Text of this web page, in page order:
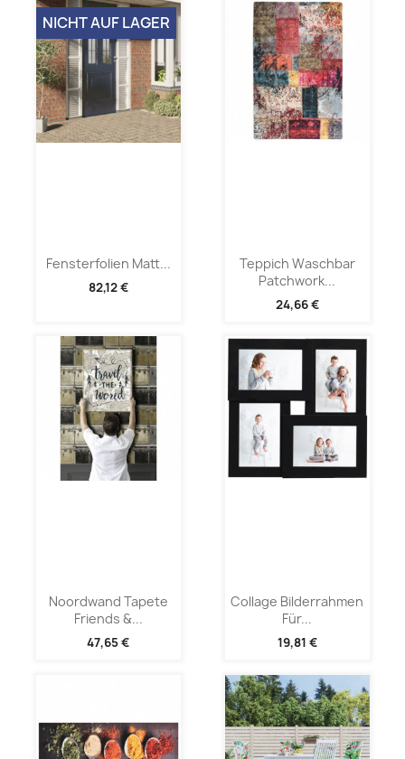
Fensterfolien Matt...
82,12 €
NICHT AUF LAGER
Teppich Waschbar
Patchwork...
24,66 €
Noordwand Tapete
Friends &...
47,65 €
Collage Bilderrahmen
Für...
19,81 €